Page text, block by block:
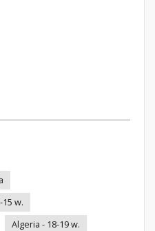
15 w.
Algeria - 18-19 w.